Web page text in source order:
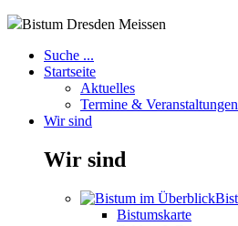
Bistum Dresden Meissen
Suche ...
Startseite
Aktuelles
Termine & Veranstaltungen
Wir sind
Wir sind
Bistumskarte